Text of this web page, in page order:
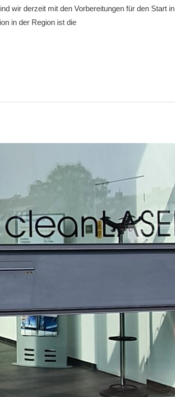
wir derzeit mit den Vorbereitungen für den Start in
in der Region ist die